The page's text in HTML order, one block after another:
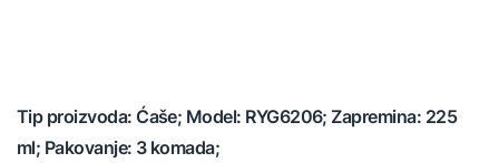
Tip proizvoda: Ćaše; Model: RYG6206; Zapremina: 225
ml; Pakovanje: 3 komada;